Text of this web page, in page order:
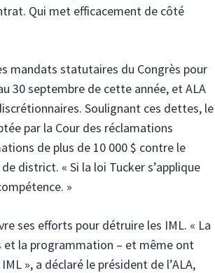
Qui met efficacement de côté
mandats statutaires du Congrès pour
30 septembre de cette année, et ALA
Soulignant ces dettes, le
par la Cour des réclamations
de plus de 10 000 $ contre le
district. « Si la loi Tucker s’applique
»
ses efforts pour détruire les IML. « La
et la programmation – et même ont
», a déclaré le président de l’ALA,